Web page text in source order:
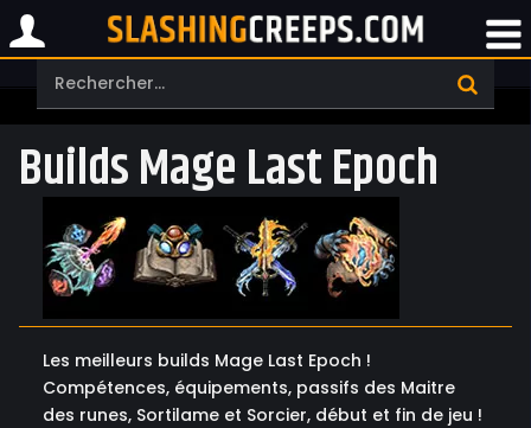
Builds Mage Last Epoch
Les meilleurs builds Mage Last Epoch !
Compétences, équipements, passifs des Maitre
des runes, Sortilame et Sorcier, début et fin de jeu !